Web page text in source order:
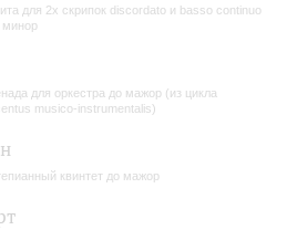
для 2х скрипок discordato и basso continuo
минор
для оркестра до мажор (из цикла
musico-instrumentalis)
квинтет до мажор